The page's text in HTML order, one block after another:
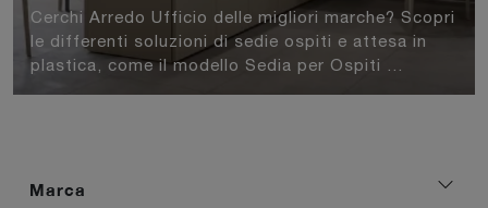
Marca
Cerchi Arredo Ufficio delle migliori marche? Scopri
le differenti soluzioni di sedie ospiti e attesa in
plastica, come il modello Sedia per Ospiti ...